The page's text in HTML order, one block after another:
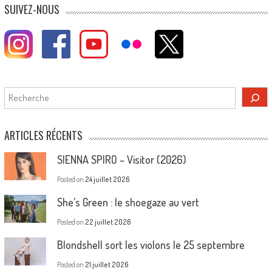
SUIVEZ-NOUS
Rechercher
ARTICLES RÉCENTS
SIENNA SPIRO – Visitor (2026)
Posted on 24 juillet 2026
She’s Green : le shoegaze au vert
Posted on 22 juillet 2026
Blondshell sort les violons le 25 septembre
Posted on 21 juillet 2026